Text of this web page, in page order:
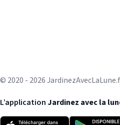
© 2020 - 2026
L’application Jardinez avec la